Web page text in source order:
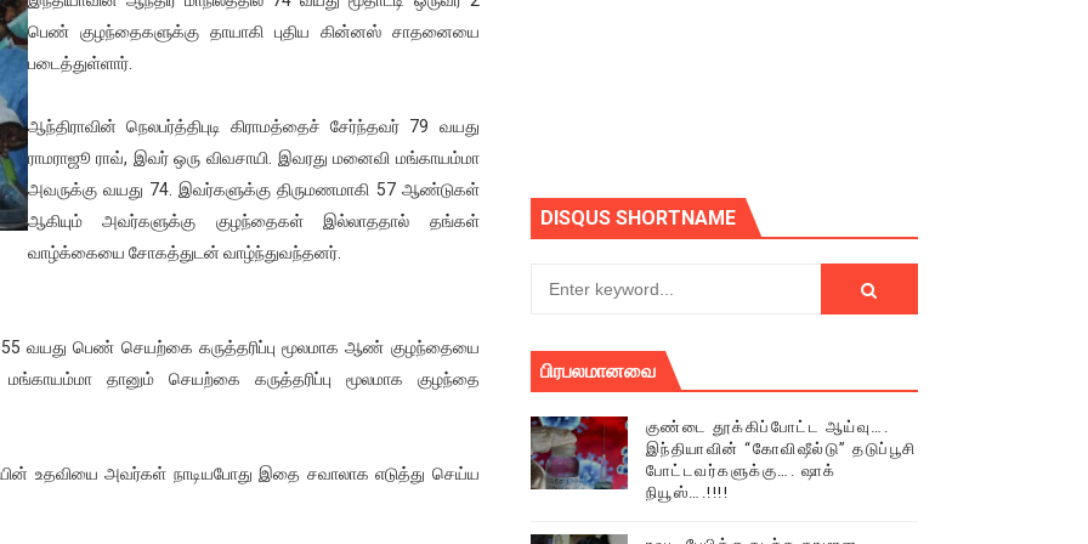
கண்டனப் போராட்டத்திற்கு கலந்துகொள்ளுமாறு அன்புரிமையோடு அழைக்கின்றோம்.
மாணவர்கள் தொடர்பில் நாடாளுமன்றத்தில் பகிரங்க கேள்வி
இலங்கைத் தமிழ் குடும்பம்!! நடந்தது என்ன
இலங்கை பாடலாசிரியர் வெளியிட்ட...
- கொதித்தெழுந்த பிரதேசவாசிகள்!
செய்த முதியவருக்கு வழங்கப்பட்ட தண்டனை
அதிரடி உத்தரவு!
சங்கர் ஆகியோரின் நினைவெழுச்சி நாள் - 26.09.2021 சுவிஸ் (செய்தியும்,படங்களும்..)
பெண் குழந்தைகளுக்கு தாயாகி புதிய கின்னஸ் சாதனையை
படைத்துள்ளார்.
ஆந்திராவின் நெலபர்த்திபுடி கிராமத்தைச் சேர்ந்தவர் 79 வயது
ராமராஜூ ராவ், இவர் ஒரு விவசாயி. இவரது மனைவி மங்காயம்மா
அவருக்கு வயது 74. இவர்களுக்கு திருமணமாகி 57 ஆண்டுகள்
ஆகியும் அவர்களுக்கு குழந்தைகள் இல்லாததால் தங்கள்
வாழ்க்கையை சோகத்துடன் வாழ்ந்துவந்தனர்.
வயது பெண் செயற்கை கருத்தரிப்பு மூலமாக ஆண் குழந்தையை
தானும் செயற்கை கருத்தரிப்பு மூலமாக குழந்தை
உதவியை அவர்கள் நாடியபோது இதை சவாலாக எடுத்து செய்ய
DISQUS SHORTNAME
பிரபலமானவை
குண்டை தூக்கிப்போட்ட ஆய்வு….
இந்தியாவின் “கோவிஷீல்டு” தடுப்பூசி
போட்டவர்களுக்கு…. ஷாக்
நியூஸ்….!!!!